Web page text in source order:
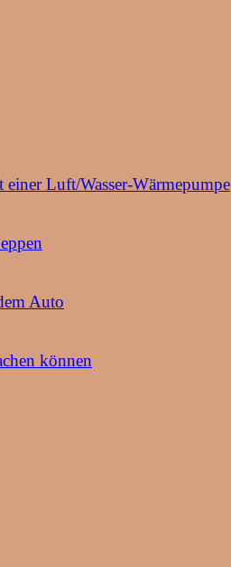
Luft/Wasser-Wärmepumpe
Auto
können